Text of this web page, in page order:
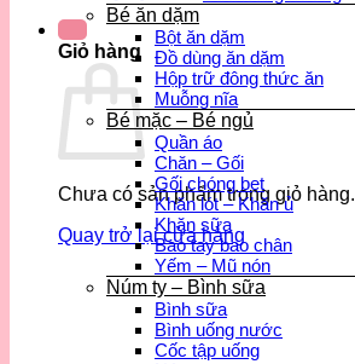
Giỏ hàng
Chưa có sản phẩm trong giỏ hàng.
Quay trở lại cửa hàng
Bé ăn dặm
Bột ăn dặm
Đồ dùng ăn dặm
Hộp trữ đông thức ăn
Muỗng nĩa
Bé mặc – Bé ngủ
Quần áo
Chăn – Gối
Gối chóng bẹt
Khăn lót – Khăn ủ
Khăn sữa
Bao tay bao chân
Yếm – Mũ nón
Núm ty – Bình sữa
Bình sữa
Bình uống nước
Cốc tập uống